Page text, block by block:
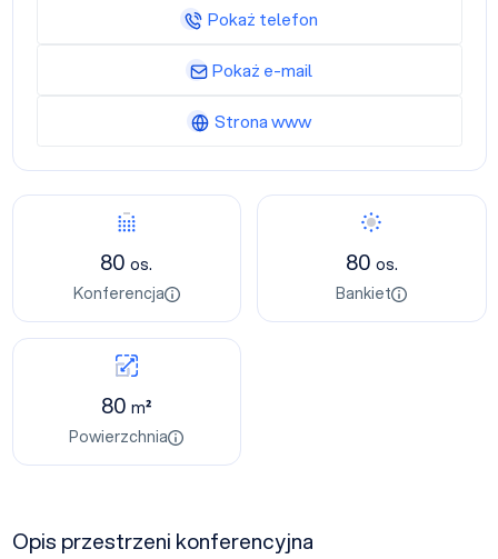
80os.
Konferencja
80 os.
Bankiet
80m²
Powierzchnia
Opis przestrzeni konferencyjna
Pokaż telefon
Pokaż e-mail
Strona www